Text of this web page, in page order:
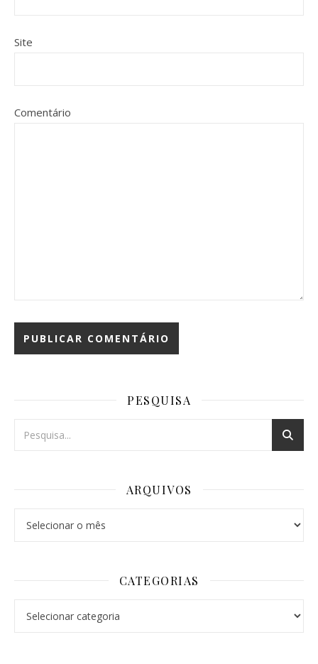
Site
Comentário
PESQUISA
ARQUIVOS
CATEGORIAS